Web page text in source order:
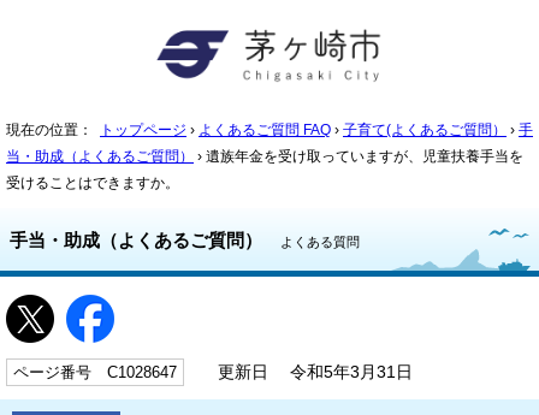
現在の位置： トップページ › よくあるご質問 FAQ › 子育て(よくあるご質問） › 手
当・助成（よくあるご質問）
› 遺族年金を受け取っていますが、児童扶養手当を
受けることはできますか。
手当・助成（よくあるご質問） よくある質問
ページ番号 C1028647 更新日 令和5年3月31日